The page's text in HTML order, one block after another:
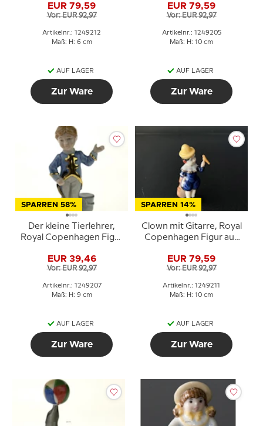
Kollektion
EUR 79,59
Vor: EUR 92,97
Artikelnr.: 1249212
Maß: H: 6 cm
AUF LAGER
Zur Ware
Kollektion
EUR 79,59
Vor: EUR 92,97
Artikelnr.: 1249205
Maß: H: 10 cm
AUF LAGER
Zur Ware
SPARREN 58%
Der kleine Tierlehrer,
Royal Copenhagen Figur
Kollektion
EUR 39,46
Vor: EUR 92,97
Artikelnr.: 1249207
Maß: H: 9 cm
AUF LAGER
Zur Ware
SPARREN 14%
Clown mit Gitarre, Royal
Copenhagen Figur aus
Kollektion
EUR 79,59
Vor: EUR 92,97
Artikelnr.: 1249211
Maß: H: 10 cm
AUF LAGER
Zur Ware